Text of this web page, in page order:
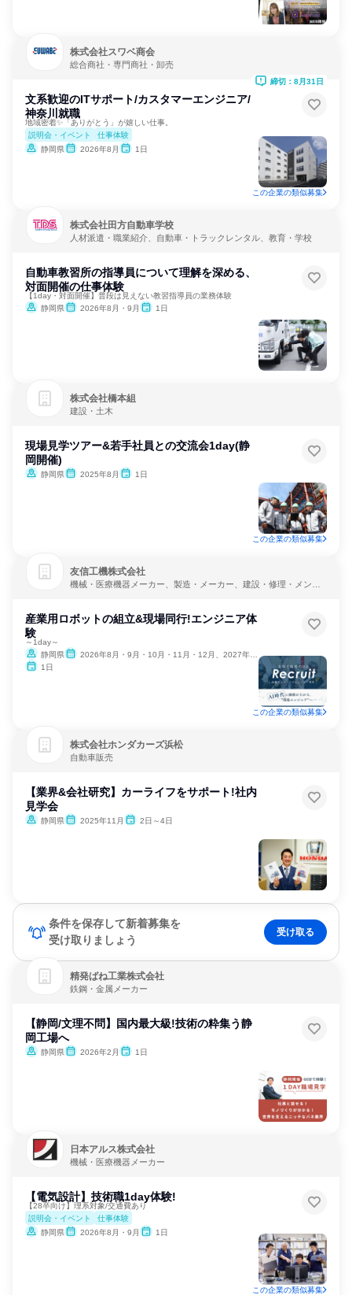
株式会社スワベ商会
総合商社・専門商社・卸売
文系歓迎のITサポート/カスタマーエンジニア/
神奈川就職
地域密着✨「ありがとう」が嬉しい仕事。
説明会・イベント
仕事体験
静岡県
2026年8月 1日
締切：8月31日
この企業の類似募集
株式会社田方自動車学校
人材派遣・職業紹介、自動車・トラックレンタル、教育・学校
自動車教習所の指導員について理解を深める、
対面開催の仕事体験
【1day・対面開催】普段は見えない教習指導員の業務体験
静岡県
2026年8月・9月 1日
株式会社橋本組
建設・土木
現場見学ツアー&若手社員との交流会1day(静
岡開催)
静岡県 2025年8月 1日
この企業の類似募集
友信工機株式会社
機械・医療機器メーカー、製造・メーカー、建設・修理・メンテ
産業用ロボットの組立&現場同行!エンジニア体
験
～1day～
静岡県
2026年8月・9月・10月・11月・12月、2027年1月
1日
この企業の類似募集
株式会社ホンダカーズ浜松
自動車販売
【業界&会社研究】カーライフをサポート!社内
見学会
静岡県 2025年11月 2日～4日
条件を保存して新着募集を
受け取りましょう
受け取る
精発ばね工業株式会社
鉄鋼・金属メーカー
【静岡/文理不問】国内最大級!技術の粋集う静
岡工場へ
静岡県 2026年2月 1日
日本アルス株式会社
機械・医療機器メーカー
【電気設計】技術職1day体験!
【28卒向け】理系対象/交通費あり
説明会・イベント
仕事体験
静岡県
2026年8月・9月 1日
この企業の類似募集